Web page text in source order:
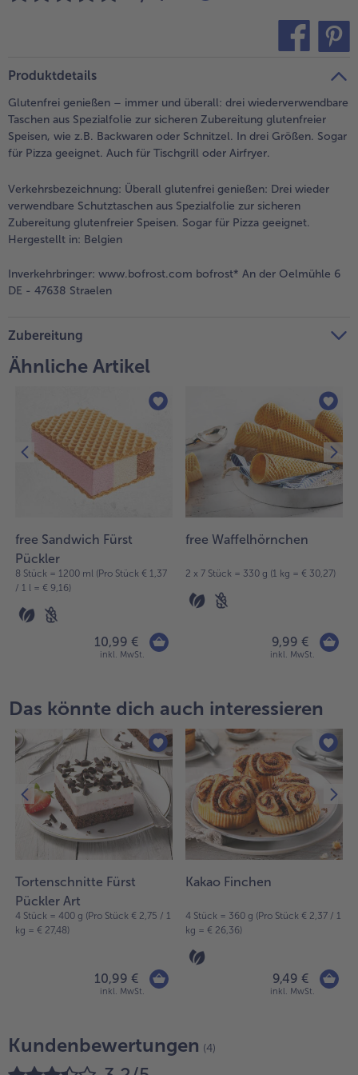
alle Süßspeisen
Obst
alle Obst
alle Wein & Spirituosen
Küchenutensilien
alle bofrost*high Protein
bofrost*plus.
alle bofrost*plus.
Weiterempfehlen &
Produktdetails
Glutenfrei genießen – immer und überall: drei wiederverwendbare
Taschen aus Spezialfolie zur sicheren Zubereitung glutenfreier
Speisen, wie z.B. Backwaren oder Schnitzel. In drei Größen. Sogar
für Pizza geeignet. Auch für Tischgrill oder Airfryer.
Verkehrsbezeichnung: Überall glutenfrei genießen: Drei wieder
verwendbare Schutztaschen aus Spezialfolie zur sicheren
Zubereitung glutenfreier Speisen. Sogar für Pizza geeignet.
Hergestellt in: Belgien
Inverkehrbringer: www.bofrost.com bofrost* An der Oelmühle 6
DE - 47638 Straelen
Zubereitung
Ähnliche Artikel
free Sandwich Fürst
Pückler
8 Stück = 1200 ml (Pro Stück € 1,37
/ 1 l = € 9,16)
10,99 €
inkl. MwSt.
free Waffelhörnchen
2 x 7 Stück = 330 g (1 kg = € 30,27)
9,99 €
inkl. MwSt.
Das könnte dich auch interessieren
Tortenschnitte Fürst
Pückler Art
4 Stück = 400 g (Pro Stück € 2,75 / 1
kg = € 27,48)
10,99 €
inkl. MwSt.
Kakao Finchen
4 Stück = 360 g (Pro Stück € 2,37 / 1
kg = € 26,36)
9,49 €
inkl. MwSt.
Kundenbewertungen (4)